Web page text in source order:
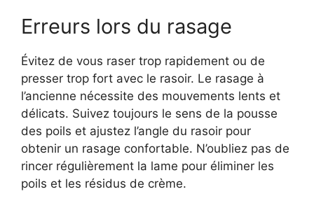
Erreurs lors du rasage
Évitez de vous raser trop rapidement ou de
presser trop fort avec le rasoir. Le rasage à
l’ancienne nécessite des mouvements lents et
délicats. Suivez toujours le sens de la pousse
des poils et ajustez l’angle du rasoir pour
obtenir un rasage confortable. N’oubliez pas de
rincer régulièrement la lame pour éliminer les
poils et les résidus de crème.